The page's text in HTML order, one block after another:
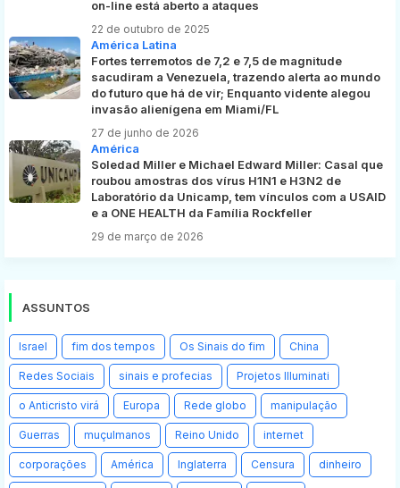
on-line está aberto a ataques
22 de outubro de 2025
América Latina
Fortes terremotos de 7,2 e 7,5 de magnitude
sacudiram a Venezuela, trazendo alerta ao mundo
do futuro que há de vir; Enquanto vidente alegou
invasão alienígena em Miami/FL
27 de junho de 2026
América
Soledad Miller e Michael Edward Miller: Casal que
roubou amostras dos vírus H1N1 e H3N2 de
Laboratório da Unicamp, tem vínculos com a USAID
e a ONE HEALTH da Família Rockfeller
29 de março de 2026
ASSUNTOS
Israel fim dos tempos Os Sinais do fim China
Redes Sociais sinais e profecias Projetos Illuminati
o Anticristo virá Europa Rede globo manipulação
Guerras muçulmanos Reino Unido internet
corporações América Inglaterra Censura dinheiro